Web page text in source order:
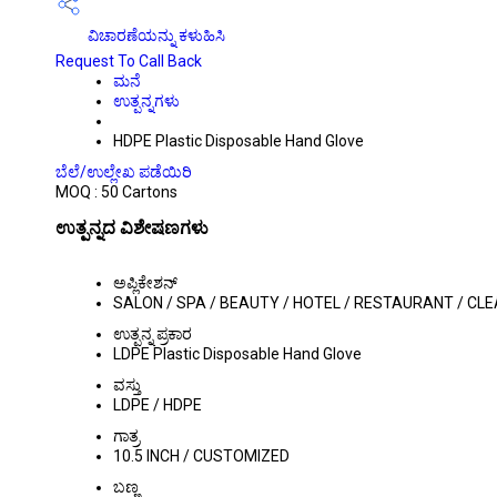
ವಿಚಾರಣೆಯನ್ನು ಕಳುಹಿಸಿ
Request To Call Back
ಮನೆ
ಉತ್ಪನ್ನಗಳು
HDPE Plastic Disposable Hand Glove
ಬೆಲೆ/ಉಲ್ಲೇಖ ಪಡೆಯಿರಿ
MOQ : 50 Cartons
ಉತ್ಪನ್ನದ ವಿಶೇಷಣಗಳು
ಅಪ್ಲಿಕೇಶನ್
SALON / SPA / BEAUTY / HOTEL / RESTAURANT /
ಉತ್ಪನ್ನ ಪ್ರಕಾರ
LDPE Plastic Disposable Hand Glove
ವಸ್ತು
LDPE / HDPE
ಗಾತ್ರ
10.5 INCH / CUSTOMIZED
ಬಣ್ಣ